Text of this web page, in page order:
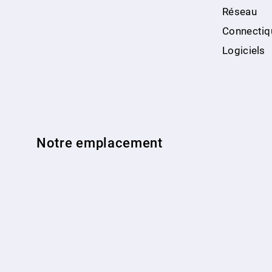
Réseau
Logiciels
Notre emplacement